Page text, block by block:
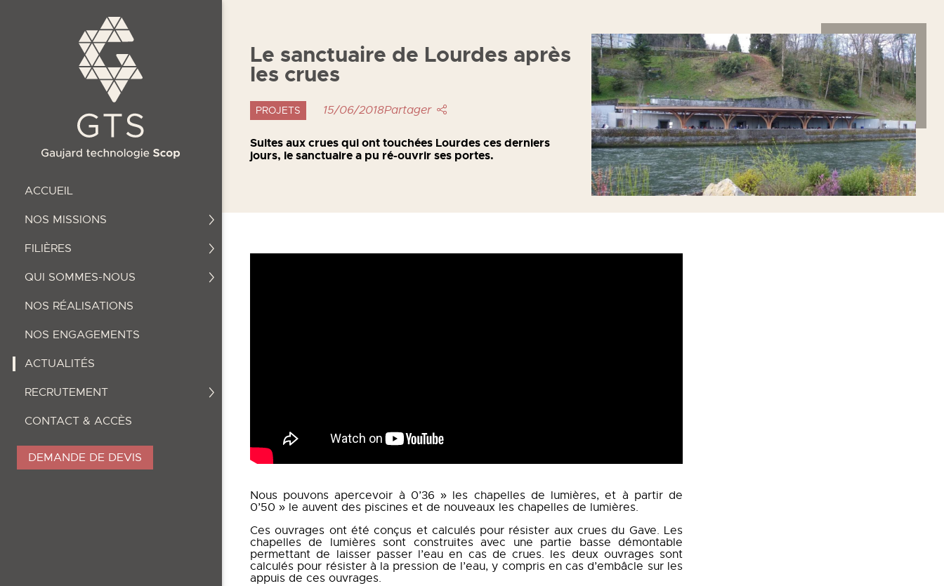
ACCUEIL
NOS MISSIONS
FILIÈRES
QUI SOMMES-NOUS
NOS RÉALISATIONS
NOS ENGAGEMENTS
ACTUALITÉS
RECRUTEMENT
CONTACT & ACCÈS
DEMANDE DE DEVIS
Le sanctuaire de Lourdes après
les crues
PROJETS 15/06/2018Partager
Suites aux crues qui ont touchées Lourdes ces derniers
jours, le sanctuaire a pu ré-ouvrir ses portes.
Nous pouvons apercevoir à 0’36 » les chapelles de lumières, et à partir de
0’50 » le auvent des piscines et de nouveaux les chapelles de lumières.
Ces ouvrages ont été conçus et calculés pour résister aux crues du Gave. Les
chapelles de lumières sont construites avec une partie basse démontable
permettant de laisser passer l’eau en cas de crues. les deux ouvrages sont
calculés pour résister à la pression de l’eau, y compris en cas d’embâcle sur les
appuis de ces ouvrages.